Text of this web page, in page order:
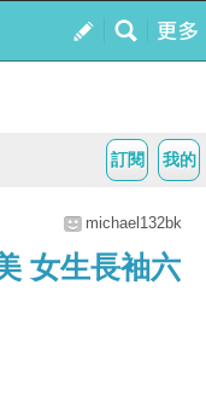
我的
訂閱
michael132bk
女生長袖六